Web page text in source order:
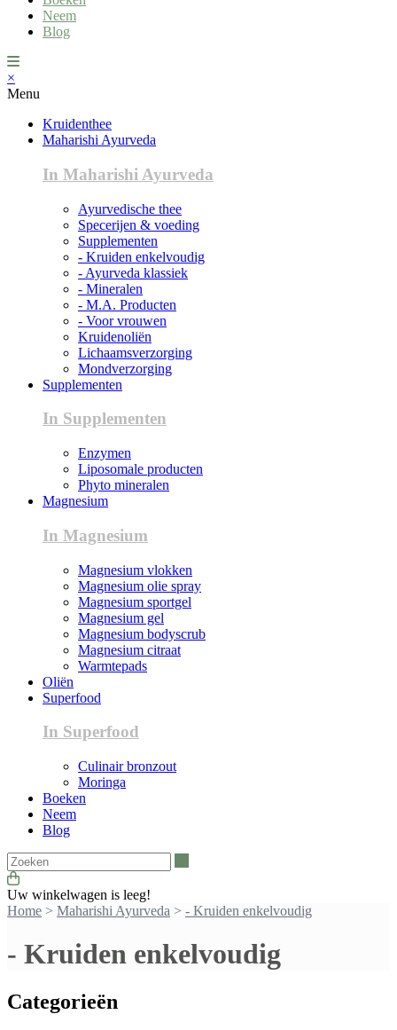
Neem
Blog
×
Menu
Kruidenthee
Maharishi Ayurveda
In Maharishi Ayurveda
Ayurvedische thee
Specerijen & voeding
Supplementen
- Kruiden enkelvoudig
- Ayurveda klassiek
- Mineralen
- M.A. Producten
- Voor vrouwen
Kruidenoliën
Lichaamsverzorging
Mondverzorging
Supplementen
In Supplementen
Enzymen
Liposomale producten
Phyto mineralen
Magnesium
In Magnesium
Magnesium vlokken
Magnesium olie spray
Magnesium sportgel
Magnesium gel
Magnesium bodyscrub
Magnesium citraat
Warmtepads
Oliën
Superfood
In Superfood
Culinair bronzout
Moringa
Boeken
Neem
Blog
Uw winkelwagen is leeg!
Home > Maharishi Ayurveda > - Kruiden enkelvoudig
- Kruiden enkelvoudig
Categorieën